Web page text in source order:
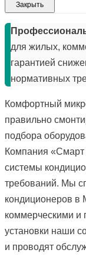
Закрыть
для жилых,
гарантией
нормативных
Комфортный
правильно
подбора
Компания «Смарт
системы
требований. Мы
кондиционеров в
коммерческими
установки наши
и проводят